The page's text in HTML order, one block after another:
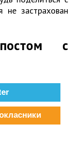
не застрахован
с